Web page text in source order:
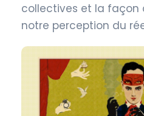
collectives et la façon
notre perception du